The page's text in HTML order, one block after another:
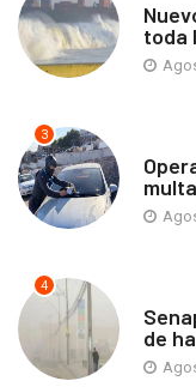
toda
3
4
de